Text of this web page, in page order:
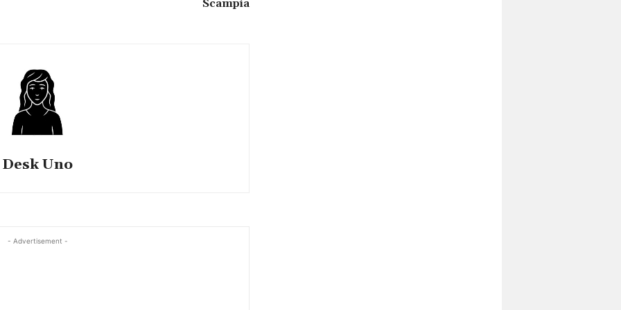
Scampia
Desk Uno
- Advertisement -